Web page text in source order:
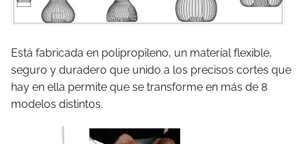
Está fabricada en polipropileno, un material flexible,
seguro y duradero que unido a los precisos cortes que
hay en ella permite que se transforme en más de 8
modelos distintos.